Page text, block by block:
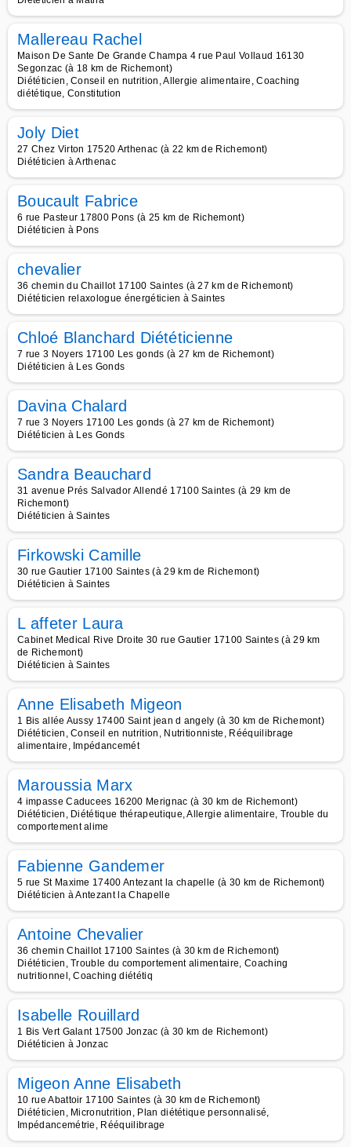
Mallereau Rachel
Maison De Sante De Grande Champa 4 rue Paul Vollaud 16130
Segonzac (à 18 km de Richemont)
Diététicien, Conseil en nutrition, Allergie alimentaire, Coaching
diététique, Constitution
Joly Diet
27 Chez Virton 17520 Arthenac (à 22 km de Richemont)
Diététicien à Arthenac
Boucault Fabrice
6 rue Pasteur 17800 Pons (à 25 km de Richemont)
Diététicien à Pons
chevalier
36 chemin du Chaillot 17100 Saintes (à 27 km de Richemont)
Diététicien relaxologue énergéticien à Saintes
Chloé Blanchard Diététicienne
7 rue 3 Noyers 17100 Les gonds (à 27 km de Richemont)
Diététicien à Les Gonds
Davina Chalard
7 rue 3 Noyers 17100 Les gonds (à 27 km de Richemont)
Diététicien à Les Gonds
Sandra Beauchard
31 avenue Prés Salvador Allendé 17100 Saintes (à 29 km de
Richemont)
Diététicien à Saintes
Firkowski Camille
30 rue Gautier 17100 Saintes (à 29 km de Richemont)
Diététicien à Saintes
L affeter Laura
Cabinet Medical Rive Droite 30 rue Gautier 17100 Saintes (à 29 km
de Richemont)
Diététicien à Saintes
Anne Elisabeth Migeon
1 Bis allée Aussy 17400 Saint jean d angely (à 30 km de Richemont)
Diététicien, Conseil en nutrition, Nutritionniste, Rééquilibrage
alimentaire, Impédancemét
Maroussia Marx
4 impasse Caducees 16200 Merignac (à 30 km de Richemont)
Diététicien, Diététique thérapeutique, Allergie alimentaire, Trouble du
comportement alime
Fabienne Gandemer
5 rue St Maxime 17400 Antezant la chapelle (à 30 km de Richemont)
Diététicien à Antezant la Chapelle
Antoine Chevalier
36 chemin Chaillot 17100 Saintes (à 30 km de Richemont)
Diététicien, Trouble du comportement alimentaire, Coaching
nutritionnel, Coaching diététiq
Isabelle Rouillard
1 Bis Vert Galant 17500 Jonzac (à 30 km de Richemont)
Diététicien à Jonzac
Migeon Anne Elisabeth
10 rue Abattoir 17100 Saintes (à 30 km de Richemont)
Diététicien, Micronutrition, Plan diététique personnalisé,
Impédancemétrie, Rééquilibrage